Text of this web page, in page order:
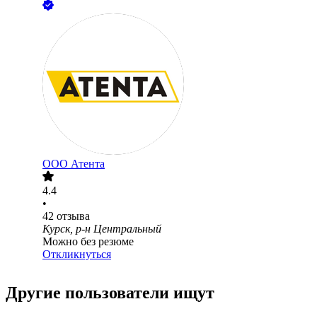
ООО Атента
4.4
•
42 отзыва
Курск, р-н Центральный
Можно без резюме
Откликнуться
Другие пользователи ищут